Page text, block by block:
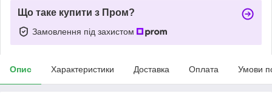
Що таке купити з Пром?
Замовлення під захистом
Опис Характеристики Доставка Оплата Умови